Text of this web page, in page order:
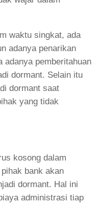
waktu singkat, ada
adanya penarikan
adanya pemberitahuan
dormant. Selain itu
dormant saat
yang tidak
kosong dalam
bank akan
dormant. Hal ini
administrasi tiap